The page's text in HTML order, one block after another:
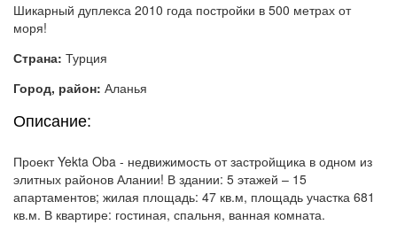
Шикарный дуплекса 2010 года постройки в 500 метрах от
моря!
Страна: Турция
Город, район: Аланья
Описание:
Проект Yekta Oba - недвижимость от застройщика в одном из
элитных районов Алании! В здании: 5 этажей – 15
апартаментов; жилая площадь: 47 кв.м, площадь участка 681
кв.м. В квартире: гостиная, спальня, ванная комната.